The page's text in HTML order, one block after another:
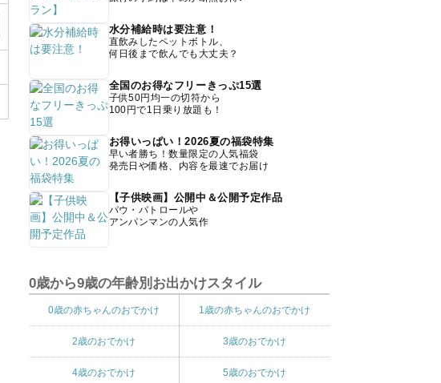
水分補給時は要注意！
直飲みしたペットボトル、
何日後まで飲んでも大丈夫？
全国のお得なフリーきっぷ15選
子供50円均一の切符から
100円で1日乗り放題も！
お得いっぱい！2026夏の福袋特集
早い者勝ち！数量限定の人気福袋
発売日や価格、内容を最速でお届け
【子供映画】公開中＆公開予定作品
パウ・パトロールや
アンパンマンの人気作
0歳から9歳の年齢別お出かけスタイル
0歳の赤ちゃんのおでかけ 1歳の赤ちゃんのおでかけ
2歳のおでかけ 3歳のおでかけ
4歳のおでかけ 5歳のおでかけ